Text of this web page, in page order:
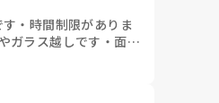
・ 時間制限がありま
ガラス越しです ・ 面会